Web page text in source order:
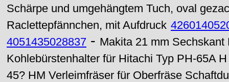
Schärpe und umgehängtem Tuch, oval
Raclettepfännchen, mit Aufdruck
4051435028837 - Makita 21 mm
Kohlebürstenhalter für Hitachi Typ PH-65A
45? HM Verleimfräser für Oberfräse